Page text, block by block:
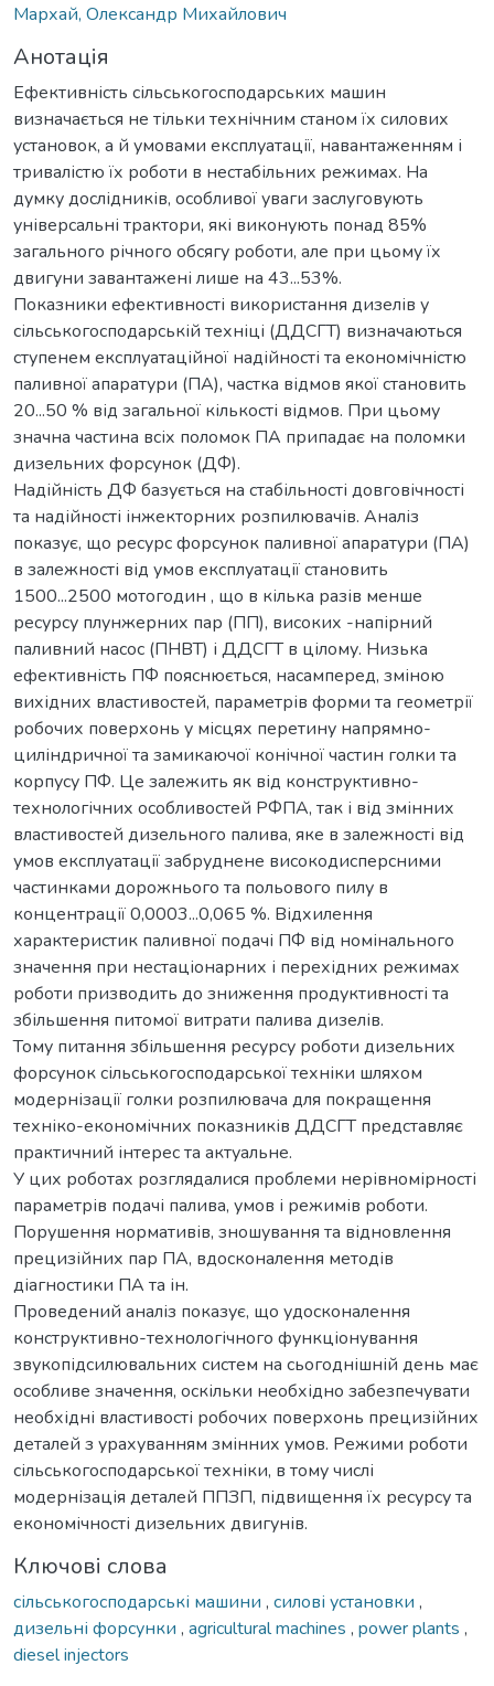
Мархай, Олександр Михайлович
Анотація
Ефективність сільськогосподарських машин
визначається не тільки технічним станом їх силових
установок, а й умовами експлуатації, навантаженням і
тривалістю їх роботи в нестабільних режимах. На
думку дослідників, особливої уваги заслуговують
універсальні трактори, які виконують понад 85%
загального річного обсягу роботи, але при цьому їх
двигуни завантажені лише на 43...53%.
Показники ефективності використання дизелів у
сільськогосподарській техніці (ДДСГТ) визначаються
ступенем експлуатаційної надійності та економічністю
паливної апаратури (ПА), частка відмов якої становить
20...50 % від загальної кількості відмов. При цьому
значна частина всіх поломок ПА припадає на поломки
дизельних форсунок (ДФ).
Надійність ДФ базується на стабільності довговічності
та надійності інжекторних розпилювачів. Аналіз
показує, що ресурс форсунок паливної апаратури (ПА)
в залежності від умов експлуатації становить
1500...2500 мотогодин , що в кілька разів менше
ресурсу плунжерних пар (ПП), високих -напірний
паливний насос (ПНВТ) і ДДСГТ в цілому. Низька
ефективність ПФ пояснюється, насамперед, зміною
вихідних властивостей, параметрів форми та геометрії
робочих поверхонь у місцях перетину напрямно-
циліндричної та замикаючої конічної частин голки та
корпусу ПФ. Це залежить як від конструктивно-
технологічних особливостей РФПА, так і від змінних
властивостей дизельного палива, яке в залежності від
умов експлуатації забруднене високодисперсними
частинками дорожнього та польового пилу в
концентрації 0,0003...0,065 %. Відхилення
характеристик паливної подачі ПФ від номінального
значення при нестаціонарних і перехідних режимах
роботи призводить до зниження продуктивності та
збільшення питомої витрати палива дизелів.
Тому питання збільшення ресурсу роботи дизельних
форсунок сільськогосподарської техніки шляхом
модернізації голки розпилювача для покращення
техніко-економічних показників ДДСГТ представляє
практичний інтерес та актуальне.
У цих роботах розглядалися проблеми нерівномірності
параметрів подачі палива, умов і режимів роботи.
Порушення нормативів, зношування та відновлення
прецизійних пар ПА, вдосконалення методів
діагностики ПА та ін.
Проведений аналіз показує, що удосконалення
конструктивно-технологічного функціонування
звукопідсилювальних систем на сьогоднішній день має
особливе значення, оскільки необхідно забезпечувати
необхідні властивості робочих поверхонь прецизійних
деталей з урахуванням змінних умов. Режими роботи
сільськогосподарської техніки, в тому числі
модернізація деталей ППЗП, підвищення їх ресурсу та
економічності дизельних двигунів.
Ключові слова
сільськогосподарські машини , силові установки ,
дизельні форсунки , agricultural machines , power plants ,
diesel injectors